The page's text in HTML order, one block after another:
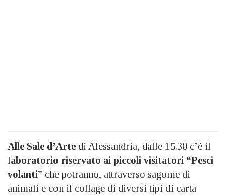
Alle Sale d’Arte di Alessandria, dalle 15.30 c’è il
laboratorio riservato ai piccoli visitatori “Pesci
volanti” che potranno, attraverso sagome di
animali e con il collage di diversi tipi di carta